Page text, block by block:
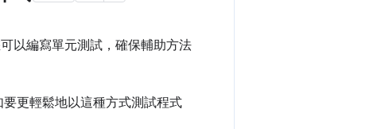
以編寫單元測試，確保輔助方法
更輕鬆地以這種方式測試程式